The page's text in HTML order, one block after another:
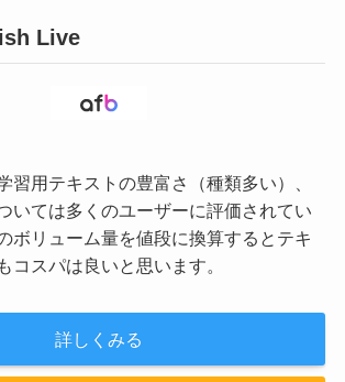
Live
習用テキストの豊富さ（種類多い）、
いては多くのユーザーに評価されてい
ボリューム量を値段に換算するとテキ
コスパは良いと思います。
詳しくみる